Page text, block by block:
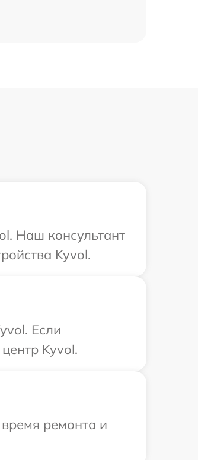
Наш консультант
Kyvol.
Если
Kyvol.
ремонта и